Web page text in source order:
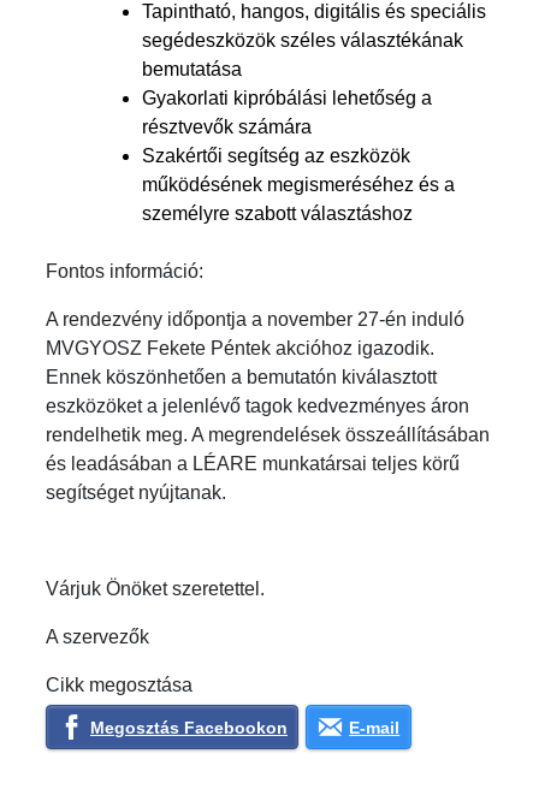
Tapintható, hangos, digitális és speciális
segédeszközök széles választékának
bemutatása
Gyakorlati kipróbálási lehetőség a
résztvevők számára
Szakértői segítség az eszközök
működésének megismeréséhez és a
személyre szabott választáshoz
Fontos információ:
A rendezvény időpontja a november 27-én induló
MVGYOSZ Fekete Péntek akcióhoz igazodik.
Ennek köszönhetően a bemutatón kiválasztott
eszközöket a jelenlévő tagok kedvezményes áron
rendelhetik meg. A megrendelések összeállításában
és leadásában a LÉARE munkatársai teljes körű
segítséget nyújtanak.
Várjuk Önöket szeretettel.
A szervezők
Cikk megosztása
Megosztás Facebookon E-mail